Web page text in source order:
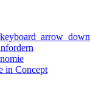
keyboard_arrow_down
in Concept